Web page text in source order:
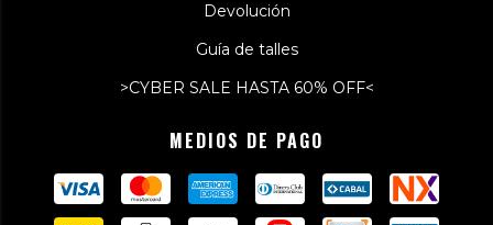
Devolución
Guía de talles
>CYBER SALE HASTA 60% OFF<
MEDIOS DE PAGO